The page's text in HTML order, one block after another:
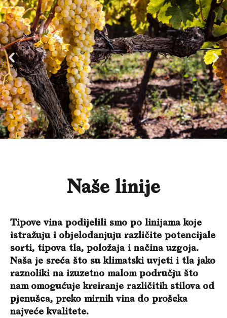
Naše linije
Tipove vina podijelili smo po linijama koje
istražuju i objelodanjuju različite potencijale
sorti, tipova tla, položaja i načina uzgoja.
Naša je sreća što su klimatski uvjeti i tla jako
raznoliki na izuzetno malom području što
nam omogućuje kreiranje različitih stilova od
pjenušca, preko mirnih vina do prošeka
najveće kvalitete.